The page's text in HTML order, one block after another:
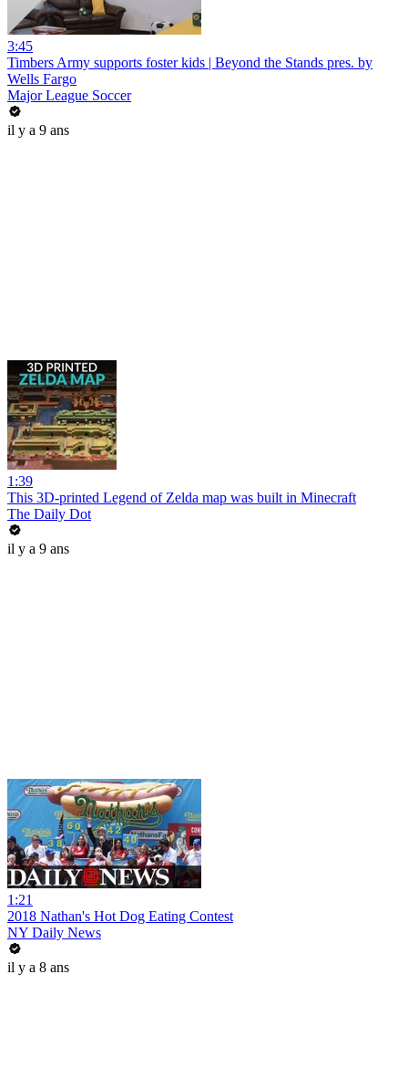
3:45
Timbers Army supports foster kids | Beyond the Stands pres. by
Wells Fargo
Major League Soccer
il y a 9 ans
1:39
This 3D-printed Legend of Zelda map was built in Minecraft
The Daily Dot
il y a 9 ans
1:21
2018 Nathan's Hot Dog Eating Contest
NY Daily News
il y a 8 ans